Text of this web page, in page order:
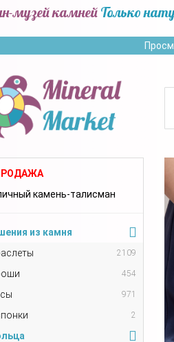
музей камней Только
камень-талисман
из камня
2109
454
971
2